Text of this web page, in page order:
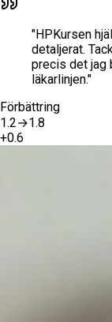
"HPKursen
detaljerat.
precis det jag
läkarlinjen."
Förbättring
1.2→1.8
+0.6